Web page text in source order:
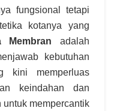
fungsional tetapi
kotanya yang
Membran adalah
kebutuhan
kini memperluas
keindahan dan
mempercantik